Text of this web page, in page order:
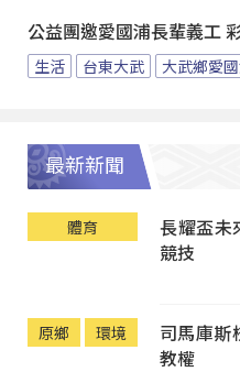
公益團邀愛國浦長輩義工
生活 台東大武 大武鄉愛
最新新聞
體育
長耀盃未
競技
原鄉 環境
司馬庫斯
教權